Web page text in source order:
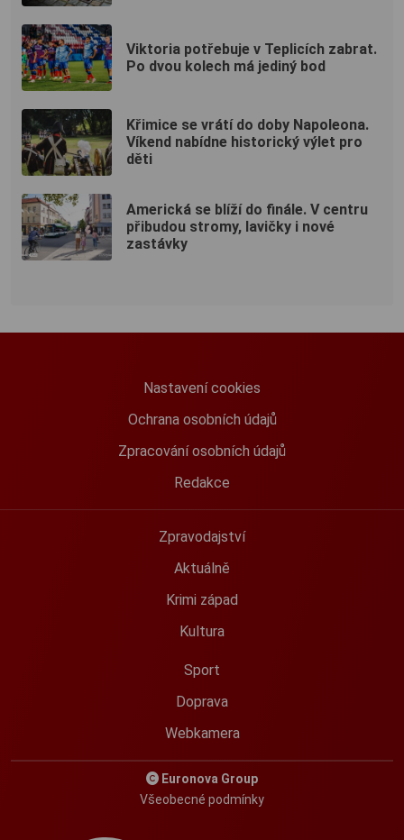
Viktoria potřebuje v Teplicích zabrat.
Po dvou kolech má jediný bod
Křimice se vrátí do doby Napoleona.
Víkend nabídne historický výlet pro
děti
Americká se blíží do finále. V centru
přibudou stromy, lavičky i nové
zastávky
Nastavení cookies
Ochrana osobních údajů
Zpracování osobních údajů
Redakce
Zpravodajství
Aktuálně
Krimi západ
Kultura
Sport
Doprava
Webkamera
Euronova Group
Všeobecné podmínky